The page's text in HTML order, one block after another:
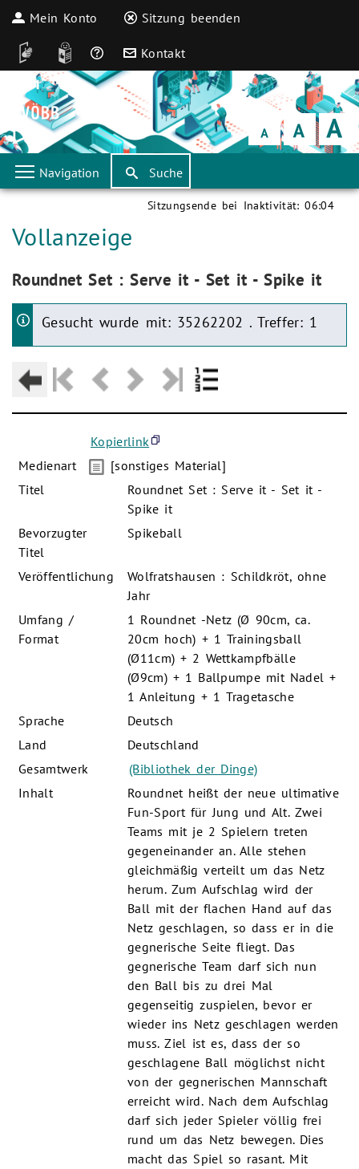
Mein Konto Sitzung beenden
DGS Leichte Sprache
Häufige Fragen
Kontakt
Schrift
klein Schrift
normal Schrift
groß
Navigation Suche
Sitzungsende bei Inaktivität: 06:04
Aktuelle Seite:
Vollanzeige
Aktuelle Seite:
Roundnet Set : Serve it - Set it - Spike it
Gesucht wurde mit: 35262202 . Treffer: 1
Kopierlink
Medienart
[sonstiges Material]
Titel
Roundnet Set : Serve it - Set it -
Spike it
Bevorzugter
Titel
Spikeball
Veröffentlichung
Wolfratshausen : Schildkröt, ohne
Jahr
Umfang /
Format
1 Roundnet -Netz (Ø 90cm, ca.
20cm hoch) + 1 Trainingsball
(Ø11cm) + 2 Wettkampfbälle
(Ø9cm) + 1 Ballpumpe mit Nadel +
1 Anleitung + 1 Tragetasche
Sprache
Deutsch
Land
Deutschland
Gesamtwerk
(Bibliothek der Dinge)
Inhalt
Roundnet heißt der neue ultimative
Fun-Sport für Jung und Alt. Zwei
Teams mit je 2 Spielern treten
gegeneinander an. Alle stehen
gleichmäßig verteilt um das Netz
herum. Zum Aufschlag wird der
Ball mit der flachen Hand auf das
Netz geschlagen, so dass er in die
gegnerische Seite fliegt. Das
gegnerische Team darf sich nun
den Ball bis zu drei Mal
gegenseitig zuspielen, bevor er
wieder ins Netz geschlagen werden
muss. Ziel ist es, dass der so
geschlagene Ball möglichst nicht
von der gegnerischen Mannschaft
erreicht wird. Nach dem Aufschlag
darf sich jeder Spieler völlig frei
rund um das Netz bewegen. Dies
macht das Spiel so rasant. Mit